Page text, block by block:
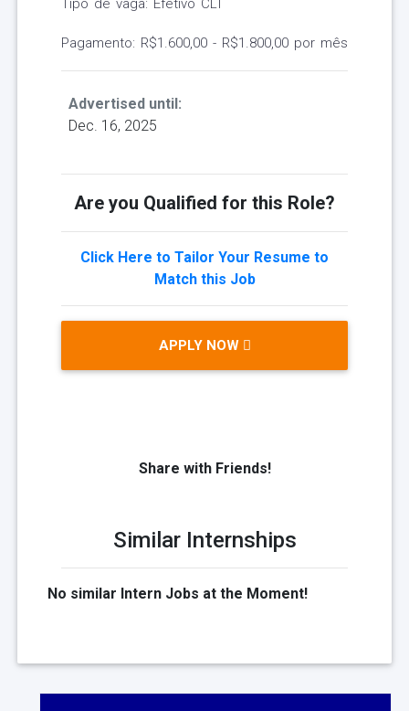
Tipo de vaga: Efetivo CLT
Pagamento: R$1.600,00 - R$1.800,00 por mês
Advertised until:
Dec. 16, 2025
Are you Qualified for this Role?
Click Here to Tailor Your Resume to
Match this Job
APPLY NOW
Share with Friends!
Similar Internships
No similar Intern Jobs at the Moment!